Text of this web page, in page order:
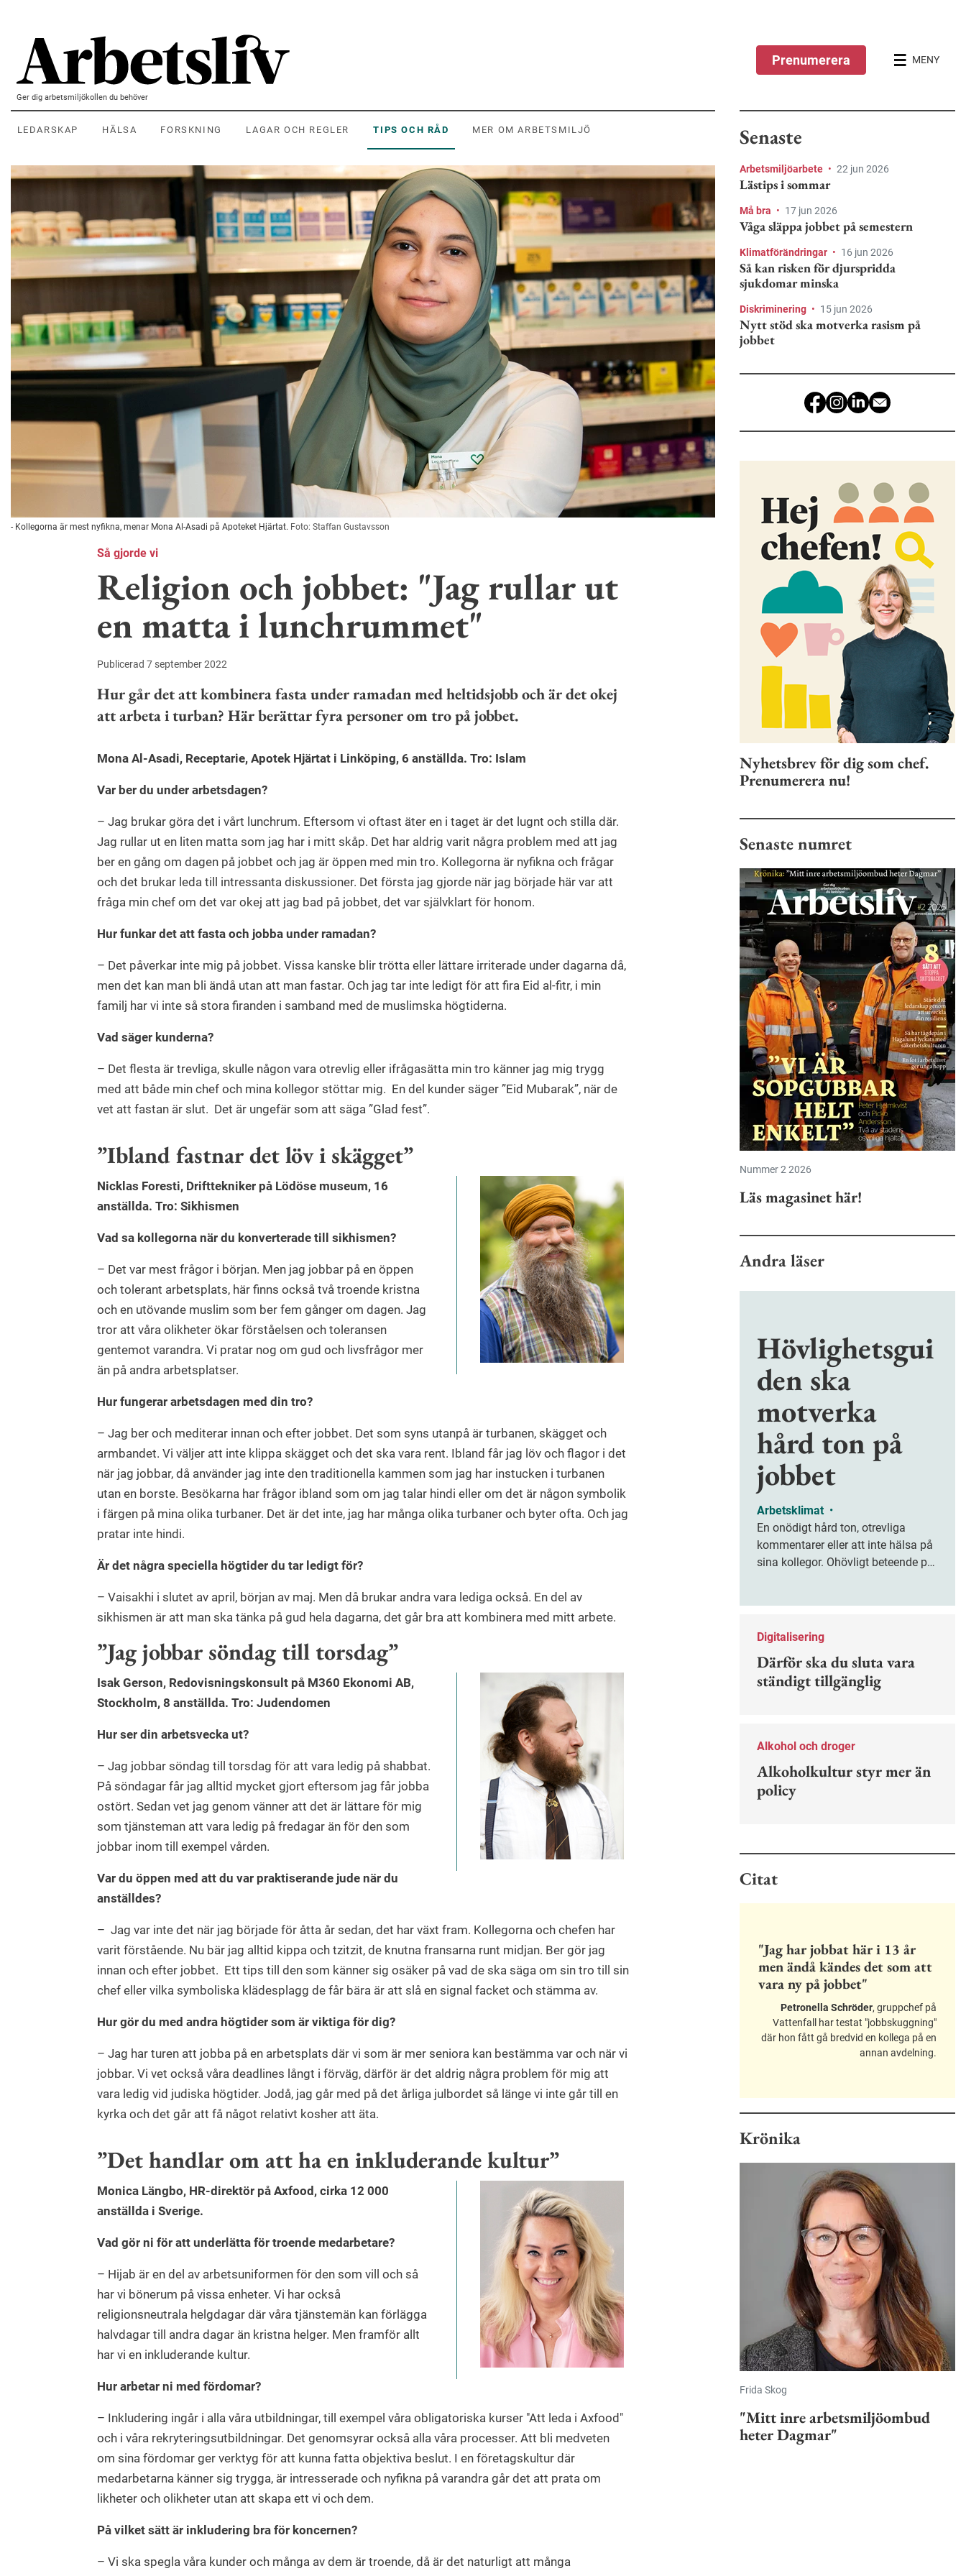
Ger dig arbetsmiljökollen du behöver
LEDARSKAP HÄLSA FORSKNING LAGAR OCH REGLER TIPS OCH RÅD MER OM ARBETSMILJÖ
Prenumerera MENY
- Kollegorna är mest nyfikna, menar Mona Al-Asadi på Apoteket Hjärtat. Foto: Staffan Gustavsson
Så gjorde vi
Religion och jobbet: "Jag rullar ut
en matta i lunchrummet"
Publicerad 7 september 2022
Hur går det att kombinera fasta under ramadan med heltidsjobb och är det okej
att arbeta i turban? Här berättar fyra personer om tro på jobbet.
Mona Al-Asadi, Receptarie, Apotek Hjärtat i Linköping, 6 anställda. Tro: Islam
Var ber du under arbetsdagen?
– Jag brukar göra det i vårt lunchrum. Eftersom vi oftast äter en i taget är det lugnt och stilla där.
Jag rullar ut en liten matta som jag har i mitt skåp. Det har aldrig varit några problem med att jag
ber en gång om dagen på jobbet och jag är öppen med min tro. Kollegorna är nyfikna och frågar
och det brukar leda till intressanta diskussioner. Det första jag gjorde när jag började här var att
fråga min chef om det var okej att jag bad på jobbet, det var självklart för honom.
Hur funkar det att fasta och jobba under ramadan?
– Det påverkar inte mig på jobbet. Vissa kanske blir trötta eller lättare irriterade under dagarna då,
men det kan man bli ändå utan att man fastar. Och jag tar inte ledigt för att fira Eid al-fitr, i min
familj har vi inte så stora firanden i samband med de muslimska högtiderna.
Vad säger kunderna?
– Det flesta är trevliga, skulle någon vara otrevlig eller ifrågasätta min tro känner jag mig trygg
med att både min chef och mina kollegor stöttar mig. En del kunder säger ”Eid Mubarak”, när de
vet att fastan är slut. Det är ungefär som att säga ”Glad fest”.
”Ibland fastnar det löv i skägget”
Nicklas Foresti, Drifttekniker på Lödöse museum, 16
anställda. Tro: Sikhismen
Vad sa kollegorna när du konverterade till sikhismen?
– Det var mest frågor i början. Men jag jobbar på en öppen
och tolerant arbetsplats, här finns också två troende kristna
och en utövande muslim som ber fem gånger om dagen. Jag
tror att våra olikheter ökar förståelsen och toleransen
gentemot varandra. Vi pratar nog om gud och livsfrågor mer
än på andra arbetsplatser.
Hur fungerar arbetsdagen med din tro?
– Jag ber och mediterar innan och efter jobbet. Det som syns utanpå är turbanen, skägget och
armbandet. Vi väljer att inte klippa skägget och det ska vara rent. Ibland får jag löv och flagor i det
när jag jobbar, då använder jag inte den traditionella kammen som jag har instucken i turbanen
utan en borste. Besökarna har frågor ibland som om jag talar hindi eller om det är någon symbolik
i färgen på mina olika turbaner. Det är det inte, jag har många olika turbaner och byter ofta. Och jag
pratar inte hindi.
Är det några speciella högtider du tar ledigt för?
– Vaisakhi i slutet av april, början av maj. Men då brukar andra vara lediga också. En del av
sikhismen är att man ska tänka på gud hela dagarna, det går bra att kombinera med mitt arbete.
”Jag jobbar söndag till torsdag”
Isak Gerson, Redovisningskonsult på M360 Ekonomi AB,
Stockholm, 8 anställda. Tro: Judendomen
Hur ser din arbetsvecka ut?
– Jag jobbar söndag till torsdag för att vara ledig på shabbat.
På söndagar får jag alltid mycket gjort eftersom jag får jobba
ostört. Sedan vet jag genom vänner att det är lättare för mig
som tjänsteman att vara ledig på fredagar än för den som
jobbar inom till exempel vården.
Var du öppen med att du var praktiserande jude när du
anställdes?
– Jag var inte det när jag började för åtta år sedan, det har växt fram. Kollegorna och chefen har
varit förstående. Nu bär jag alltid kippa och tzitzit, de knutna fransarna runt midjan. Ber gör jag
innan och efter jobbet. Ett tips till den som känner sig osäker på vad de ska säga om sin tro till sin
chef eller vilka symboliska klädesplagg de får bära är att slå en signal facket och stämma av.
Hur gör du med andra högtider som är viktiga för dig?
– Jag har turen att jobba på en arbetsplats där vi som är mer seniora kan bestämma var och när vi
jobbar. Vi vet också våra deadlines långt i förväg, därför är det aldrig några problem för mig att
vara ledig vid judiska högtider. Jodå, jag går med på det årliga julbordet så länge vi inte går till en
kyrka och det går att få något relativt kosher att äta.
”Det handlar om att ha en inkluderande kultur”
Monica Längbo, HR-direktör på Axfood, cirka 12 000
anställda i Sverige.
Vad gör ni för att underlätta för troende medarbetare?
– Hijab är en del av arbetsuniformen för den som vill och så
har vi bönerum på vissa enheter. Vi har också
religionsneutrala helgdagar där våra tjänstemän kan förlägga
halvdagar till andra dagar än kristna helger. Men framför allt
har vi en inkluderande kultur.
Hur arbetar ni med fördomar?
– Inkludering ingår i alla våra utbildningar, till exempel våra obligatoriska kurser "Att leda i Axfood"
och i våra rekryteringsutbildningar. Det genomsyrar också alla våra processer. Att bli medveten
om sina fördomar ger verktyg för att kunna fatta objektiva beslut. I en företagskultur där
medarbetarna känner sig trygga, är intresserade och nyfikna på varandra går det att prata om
likheter och olikheter utan att skapa ett vi och dem.
På vilket sätt är inkludering bra för koncernen?
– Vi ska spegla våra kunder och många av dem är troende, då är det naturligt att många
Senaste
Arbetsmiljöarbete • 22 jun 2026
Lästips i sommar
Må bra • 17 jun 2026
Våga släppa jobbet på semestern
Klimatförändringar • 16 jun 2026
Så kan risken för djurspridda
sjukdomar minska
Diskriminering • 15 jun 2026
Nytt stöd ska motverka rasism på
jobbet
Nyhetsbrev för dig som chef.
Prenumerera nu!
Senaste numret
Nummer 2 2026
Läs magasinet här!
Andra läser
Hövlighetsgui
den ska
motverka
hård ton på
jobbet
Arbetsklimat •
En onödigt hård ton, otrevliga
kommentarer eller att inte hälsa på
sina kollegor. Ohövligt beteende på
förebygga ohövligt beteende på
Digitalisering
Därför ska du sluta vara
ständigt tillgänglig
Alkohol och droger
Alkoholkultur styr mer än
policy
Citat
"Jag har jobbat här i 13 år
men ändå kändes det som att
vara ny på jobbet"
Petronella Schröder, gruppchef på
Vattenfall har testat "jobbskuggning"
där hon fått gå bredvid en kollega på en
annan avdelning.
Krönika
Frida Skog
"Mitt inre arbetsmiljöombud
heter Dagmar"